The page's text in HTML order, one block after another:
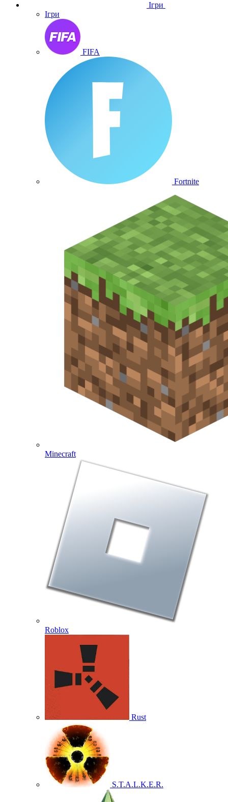
Ігри
Ігри
FIFA
Fortnite
Minecraft
Roblox
Rust
S.T.A.L.K.E.R.